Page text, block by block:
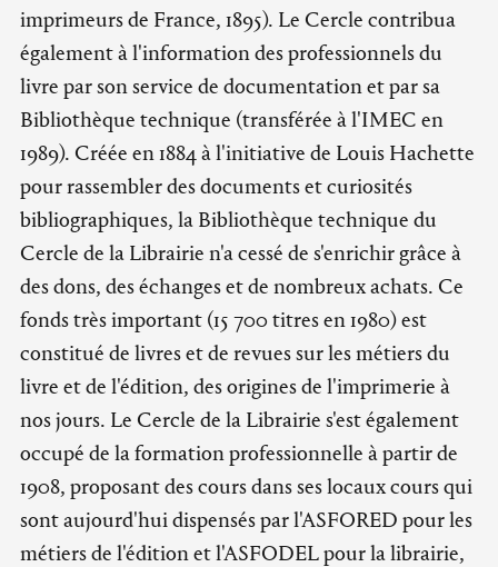
imprimeurs de France, 1895). Le Cercle contribua
également à l'information des professionnels du
livre par son service de documentation et par sa
Bibliothèque technique (transférée à l'IMEC en
1989). Créée en 1884 à l'initiative de Louis Hachette
pour rassembler des documents et curiosités
bibliographiques, la Bibliothèque technique du
Cercle de la Librairie n'a cessé de s'enrichir grâce à
des dons, des échanges et de nombreux achats. Ce
fonds très important (15 700 titres en 1980) est
constitué de livres et de revues sur les métiers du
livre et de l'édition, des origines de l'imprimerie à
nos jours. Le Cercle de la Librairie s'est également
occupé de la formation professionnelle à partir de
1908, proposant des cours dans ses locaux cours qui
sont aujourd'hui dispensés par l'ASFORED pour les
métiers de l'édition et l'ASFODEL pour la librairie,